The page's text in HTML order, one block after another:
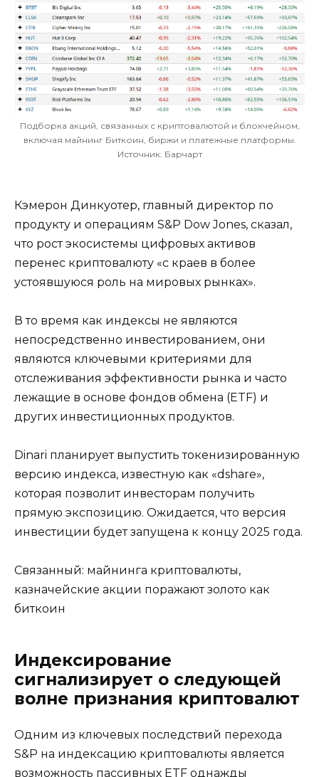
Подборка акций, связанных с криптовалютой и блокчейном,
включая майнинг Биткоин, биржи и платежные платформы.
Источник: Барчарт
Кэмерон Динкуотер, главный директор по
продукту и операциям S&P Dow Jones, сказал,
что рост экосистемы цифровых активов
перенес криптовалюту «с краев в более
устоявшуюся роль на мировых рынках».
В то время как индексы не являются
непосредственно инвестированием, они
являются ключевыми критериями для
отслеживания эффективности рынка и часто
лежащие в основе фондов обмена (ETF) и
других инвестиционных продуктов.
Dinari планирует выпустить токенизированную
версию индекса, известную как «dshare»,
которая позволит инвесторам получить
прямую экспозицию. Ожидается, что версия
инвестиции будет запущена к концу 2025 года.
Связанный: майнинга криптовалюты,
казначейские акции поражают золото как
биткоин
Индексирование
сигнализирует о следующей
волне признания криптовалют
Одним из ключевых последствий перехода
S&P на индексацию криптовалюты является
возможность пассивных ETF однажды